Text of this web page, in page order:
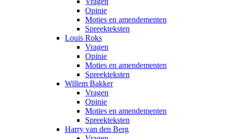
Opinie
Moties en amendementen
Spreekteksten
Louis Roks
Vragen
Opinie
Moties en amendementen
Spreekteksten
Willem Bakker
Vragen
Opinie
Moties en amendementen
Spreekteksten
Harry van den Berg